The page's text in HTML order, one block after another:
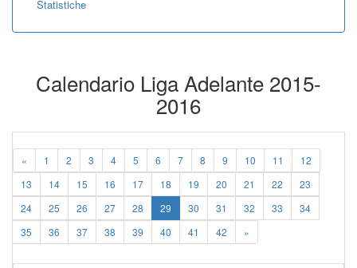
Statistiche
Calendario Liga Adelante 2015-
2016
« 1 2 3 4 5 6 7 8 9 10 11
12
13
14 15 16 17 18 19 20 21 22
23
24
25 26 27 28 29 30 31 32 33
34
35
36 37 38 39 40 41 42 »